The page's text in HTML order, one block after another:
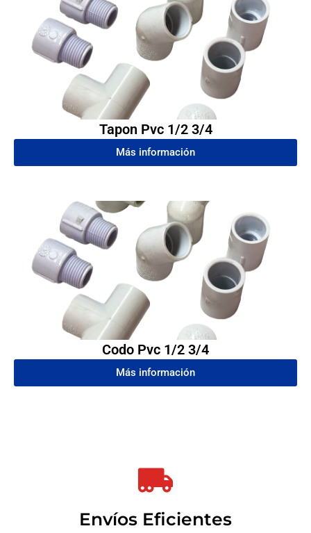
Tapon Pvc 1/2 3/4
Más información
Codo Pvc 1/2 3/4
Más información
Envíos Eficientes